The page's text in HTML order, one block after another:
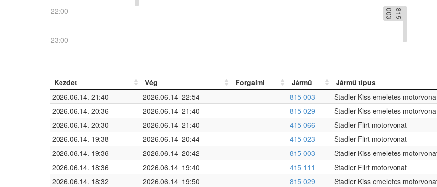
22:00
23:00
8
1
5
0
0
3
Kezdet Vég Forgalmi Jármű Jármű típus
2026.06.14. 21:40
2026.06.14. 22:54 815 003
Stadler Kiss emeletes
2026.06.14. 20:36
2026.06.14. 21:40 815 029
Stadler Kiss emeletes
2026.06.14. 20:30
2026.06.14. 21:40 415 066
Stadler Flirt motorvonat
2026.06.14. 19:38
2026.06.14. 20:44 415 023
Stadler Flirt motorvonat
2026.06.14. 19:36
2026.06.14. 20:42 815 003
Stadler Kiss emeletes
2026.06.14. 18:36
2026.06.14. 19:40 415 111
Stadler Flirt motorvonat
2026.06.14. 18:32
2026.06.14. 19:50 815 029
Stadler Kiss emeletes